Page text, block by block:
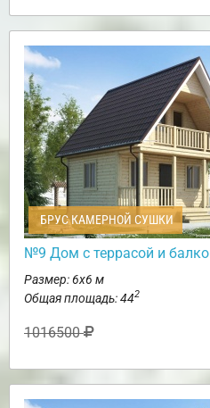
БРУС КАМЕРНОЙ СУШКИ
№9 Дом с террасой и
Размер: 6х6 м
Общая площадь: 442
1016500